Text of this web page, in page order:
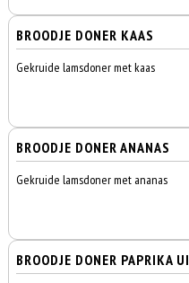
BROODJE DONER KAAS
Gekruide lamsdoner met kaas
BROODJE DONER ANANAS
Gekruide lamsdoner met ananas
BROODJE DONER PAPRIKA UI